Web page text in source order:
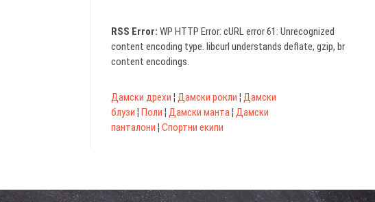
RSS Error: WP HTTP Error: cURL error 61: Unrecognized
content encoding type. libcurl understands deflate, gzip, br
content encodings.
Дамски дрехи ¦ Дамски рокли ¦ Дамски
блузи ¦ Поли ¦ Дамски манта ¦ Дамски
панталони ¦ Спортни екипи